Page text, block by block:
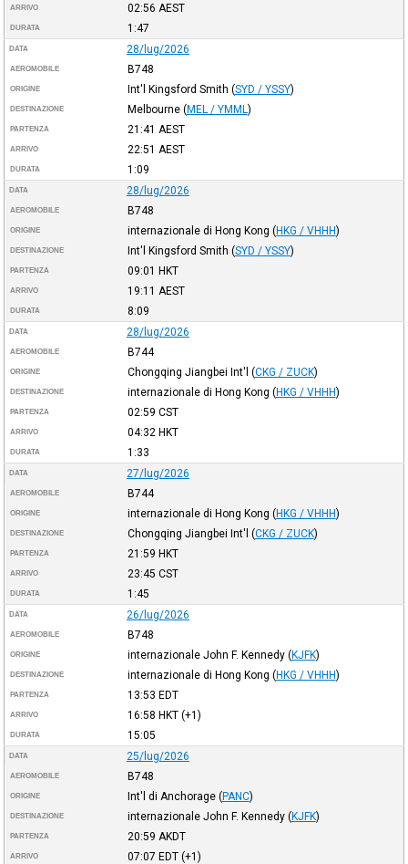
ARRIVO 02:56 AEST
DURATA 1:47
DATA 28/lug/2026
AEROMOBILE B748
ORIGINE Int'l Kingsford Smith (SYD / YSSY)
DESTINAZIONE Melbourne (MEL / YMML )
PARTENZA 21:41 AEST
ARRIVO 22:51 AEST
DURATA 1:09
DATA 28/lug/2026
AEROMOBILE B748
ORIGINE internazionale di Hong Kong (HKG / VHHH)
DESTINAZIONE Int'l Kingsford Smith (SYD / YSSY)
PARTENZA 09:01 HKT
ARRIVO 19:11 AEST
DURATA 8:09
DATA 28/lug/2026
AEROMOBILE B744
ORIGINE Chongqing Jiangbei Int'l (CKG / ZUCK)
DESTINAZIONE internazionale di Hong Kong (HKG / VHHH)
PARTENZA 02:59 CST
ARRIVO 04:32 HKT
DURATA 1:33
DATA 27/lug/2026
AEROMOBILE B744
ORIGINE internazionale di Hong Kong (HKG / VHHH)
DESTINAZIONE Chongqing Jiangbei Int'l (CKG / ZUCK)
PARTENZA 21:59 HKT
ARRIVO 23:45 CST
DURATA 1:45
DATA 26/lug/2026
AEROMOBILE B748
ORIGINE internazionale John F. Kennedy (KJFK)
DESTINAZIONE internazionale di Hong Kong (HKG / VHHH)
PARTENZA 13:53 EDT
ARRIVO 16:58 HKT(+1)
DURATA 15:05
DATA 25/lug/2026
AEROMOBILE B748
ORIGINE Int'l di Anchorage (PANC)
DESTINAZIONE internazionale John F. Kennedy (KJFK)
PARTENZA 20:59 AKDT
ARRIVO 07:07 EDT(+1)